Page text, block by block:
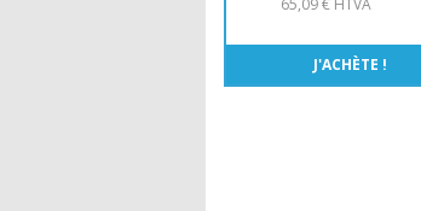
65,09 € HTVA